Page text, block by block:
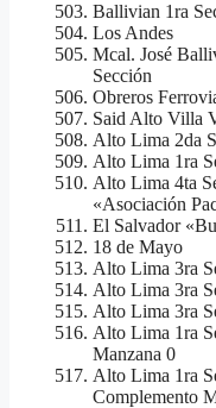
Ballivian 1ra
Los Andes
Mcal. José
Sección
Obreros
Said Alto Villa
Alto Lima 2da
Alto Lima 1ra
Alto Lima 4ta
«Asociación
El Salvador
18 de Mayo
Alto Lima 3ra
Alto Lima 3ra
Alto Lima 3ra
Alto Lima 1ra
Manzana 0
Alto Lima 1ra
Complemento